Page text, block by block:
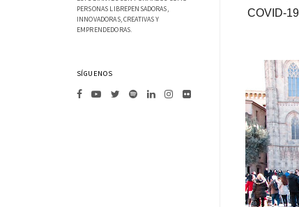
COVID-
PERSONAS LIBREPENSADORAS,
INNOVADORAS, CREATIVAS Y
EMPRENDEDORAS.
SÍGUENOS